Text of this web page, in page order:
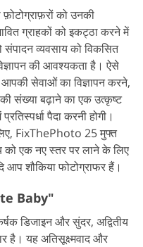
को उनकी
ग्राहकों को इकट्ठा करने में
संपादन व्यवसाय को विकसित
की आवश्यकता है। ऐसे
आपकी सेवाओं का विज्ञापन करने,
संख्या बढ़ाने का एक उत्कृष्ट
पैदा करनी होगी।
FixThePhoto 25 मुफ्त
को एक नए स्तर पर लाने के लिए
शौकिया फोटोग्राफर हैं।
Baby"
डिजाइन और सुंदर, अद्वितीय
है। यह अतिसूक्ष्मवाद और